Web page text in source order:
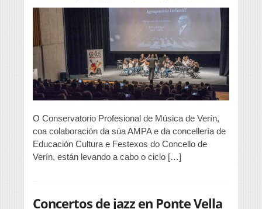
“Emerxen
O Conservatorio Profesional de Música de Verín,
coa colaboración da súa AMPA e da concellería de
Educación Cultura e Festexos do Concello de
Verín, están levando a cabo o ciclo […]
Concertos de jazz en Ponte Vella